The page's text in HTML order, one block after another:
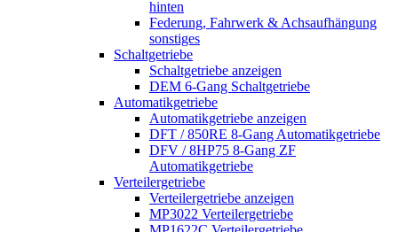
hinten
Federung, Fahrwerk & Achsaufhängung
sonstiges
Schaltgetriebe
Schaltgetriebe anzeigen
DEM 6-Gang Schaltgetriebe
Automatikgetriebe
Automatikgetriebe anzeigen
DFT / 850RE 8-Gang Automatikgetriebe
DFV / 8HP75 8-Gang ZF
Automatikgetriebe
Verteilergetriebe
Verteilergetriebe anzeigen
MP3022 Verteilergetriebe